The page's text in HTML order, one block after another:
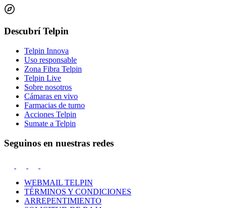
Descubrí Telpin
Telpin Innova
Uso responsable
Zona Fibra Telpin
Telpin Live
Sobre nosotros
Cámaras en vivo
Farmacias de turno
Acciones Telpin
Sumate a Telpin
Seguinos en nuestras redes
WEBMAIL TELPIN
TÉRMINOS Y CONDICIONES
ARREPENTIMIENTO